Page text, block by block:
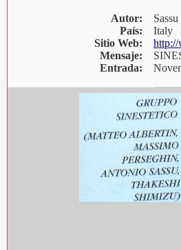
Autor:
País:
Sitio Web:
Mensaje:
Italy
http://
Entrada: